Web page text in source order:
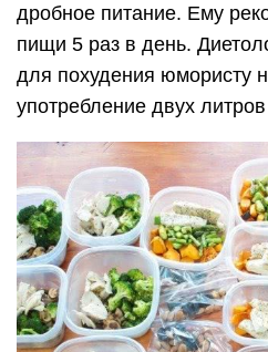
дробное питание. Ему
пищи 5 раз в день.
для похудения юмористу
употребление двух